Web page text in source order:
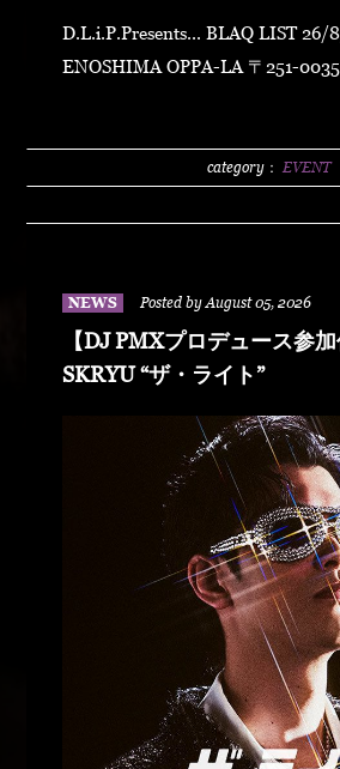
D.L.i.P.Presents... BLAQ LIST 26/8/8 sat at
ENOSHIMA OPPA-LA 〒251-0035 神奈川県藤沢市
2500/1dLADY'S FREE HOTTS GUEST DJ PMX
category： EVENT
NEWS Posted by August 05, 2026
【DJ PMXプロデュース参加
SKRYU “ザ・ライト”